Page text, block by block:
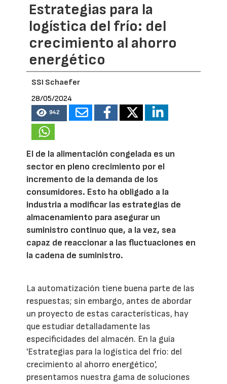
Estrategias para la
logística del frío: del
crecimiento al ahorro
energético
SSI Schaefer
28/05/2024
942
El de la alimentación congelada es un
sector en pleno crecimiento por el
incremento de la demanda de los
consumidores. Esto ha obligado a la
industria a modificar las estrategias de
almacenamiento para asegurar un
suministro continuo que, a la vez, sea
capaz de reaccionar a las fluctuaciones en
la cadena de suministro.
La automatización tiene buena parte de las
respuestas; sin embargo, antes de abordar
un proyecto de estas características, hay
que estudiar detalladamente las
especificidades del almacén. En la guía
'Estrategias para la logística del frío: del
crecimiento al ahorro energético',
presentamos nuestra gama de soluciones